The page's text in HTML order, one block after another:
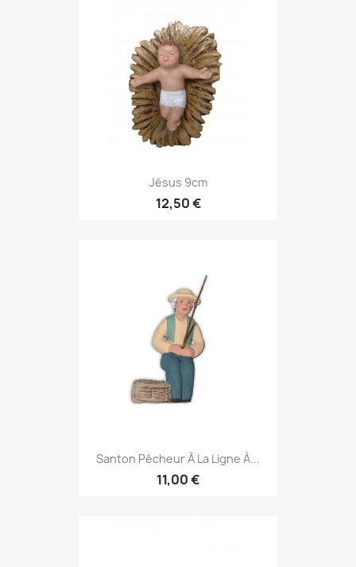
Jésus 9cm
12,50 €
Santon Pécheur À La Ligne À...
11,00 €